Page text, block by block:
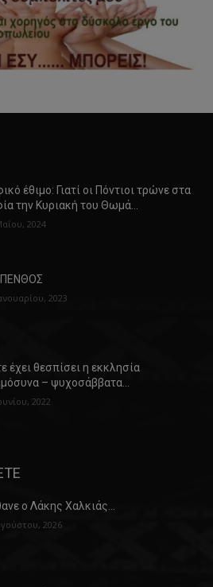
έθιμο: Γιατί οι Πόντιοι τρώνε στα
την Κυριακή του Θωμά…
2024
2023
έχει θεσπίσει η εκκλησία
– ψυχοσάββατα…
2022
ο Λάκης Χαλκιάς…
2026